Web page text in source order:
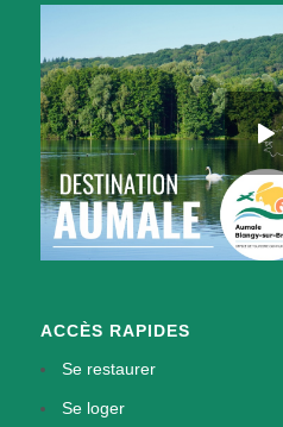
ACCÈS RAPIDES
Se restaurer
Se loger